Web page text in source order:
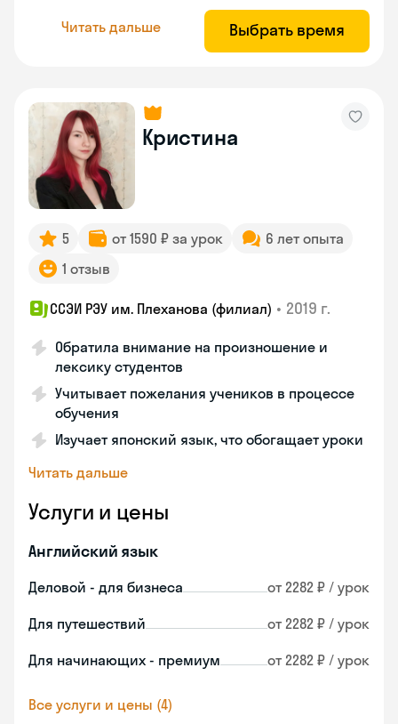
Читать дальше Выбрать время
Кристина
5 от 1590 ₽ за урок
6 лет опыта
1 отзыв
ССЭИ РЭУ им. Плеханова (филиал) • 2019 г.
Обратила внимание на произношение и
лексику студентов
Учитывает пожелания учеников в процессе
обучения
Изучает японский язык, что обогащает уроки
Читать дальше
Услуги и цены
Английский язык
Деловой - для бизнеса от 2282 ₽ / урок
Для путешествий от 2282 ₽ / урок
Для начинающих - премиум от 2282 ₽ / урок
Все услуги и цены (4)